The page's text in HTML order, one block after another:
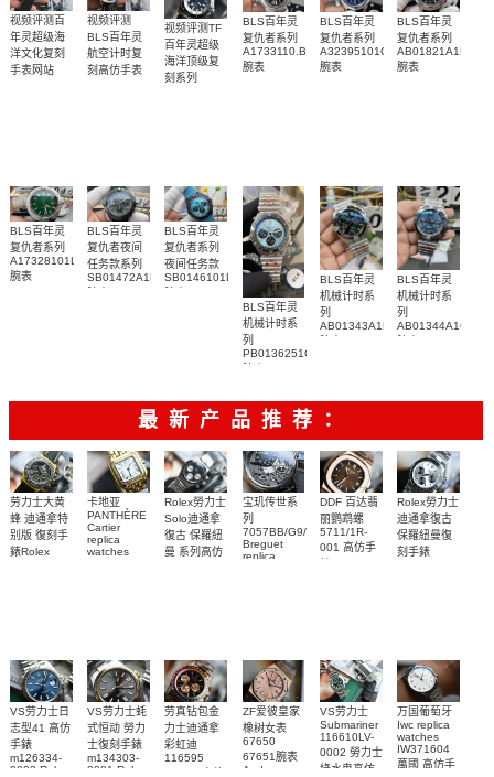
视频评测百
年灵超级海
洋文化复刻
手表网站
视频评测
BLS百年灵
航空计时复
刻高仿手表
AB012012.BB01.435X.A20BA.1
视频评测TF
百年灵超级
海洋顶级复
刻系列
BLS百年灵
复仇者系列
A1733110.BC30.169A
腕表
BLS百年灵
复仇者系列
A32395101C1X1
腕表
BLS百年灵
复仇者系列
AB01821A1B1X1
腕表
BLS百年灵
复仇者系列
A17328101L1X1
腕表
BLS百年灵
复仇者夜间
任务款系列
SB01472A1B1X1
BLS百年灵
复仇者系列
夜间任务款
SB0146101L1X1
BLS百年灵
机械计时系
列
PB0136251C1S1
BLS百年灵
机械计时系
列
AB01343A1L1A1
BLS百年灵
机械计时系
列
AB01344A1C1A1
最新产品推荐：
劳力士大黄
蜂 迪通拿特
别版 復刻手
錶Rolex
卡地亚
PANTHÈRE
Cartier
replica
watches
Rolex勞力士
Solo迪通拿
復古 保羅紐
曼 系列高仿
宝玑传世系
列
7057BB/G9/9W6
Breguet
replica
DDF 百达翡
丽鹦鹉螺
5711/1R-
001 高仿手
Rolex勞力士
迪通拿復古
保羅紐曼復
刻手錶
VS劳力士日
志型41 高仿
手錶
m126334-
0002 Rolex
VS劳力士蚝
式恒动 勞力
士復刻手錶
m134303-
0001 Rolex
劳真钻包金
力士迪通拿
彩虹迪
116595
ZF爱彼皇家
橡树女表
67650
67651腕表
Audemars
VS劳力士
Submariner
116610LV-
0002 勞力士
綠水鬼高仿
万国葡萄牙
Iwc replica
watches
IW371604
萬國 高仿手